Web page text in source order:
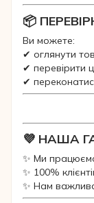
📦
Ви можете:
✔ оглянути
✔ перевірити
✔
💜 НАША
✨ Ми
✨ 100%
✨ Нам